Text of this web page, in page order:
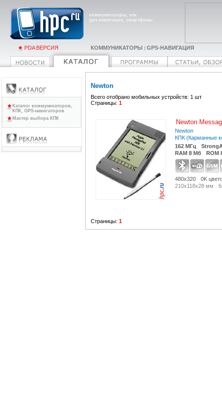
коммуникаторы, кпк
gps-навигация, смартфоны
PDA ВЕРСИЯ КОММУНИКАТОРЫ GPS-НАВИГАЦИЯ
Newton
Всего отобрано мобильных устройств: 1 шт
Страницы: 1
Newton
Newton
КПК (Карманные
162 МГц
RAM 8 Мб
ROM
480x320
0K
210x118x28 мм
Страницы: 1
Каталог коммуникаторов,
КПК, GPS-навигаторов
Мастер выбора КПК